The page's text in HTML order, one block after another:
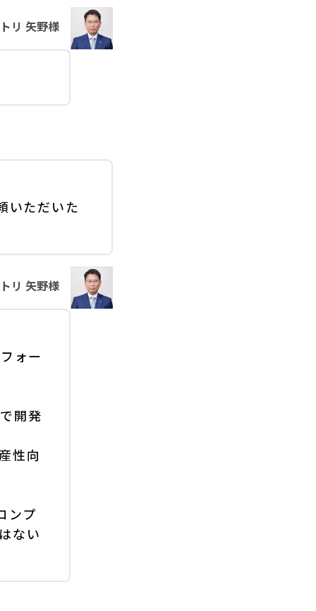
リ 矢野様
いただいた
リ 矢野様
ォー
開発
性向
ンプ
ない